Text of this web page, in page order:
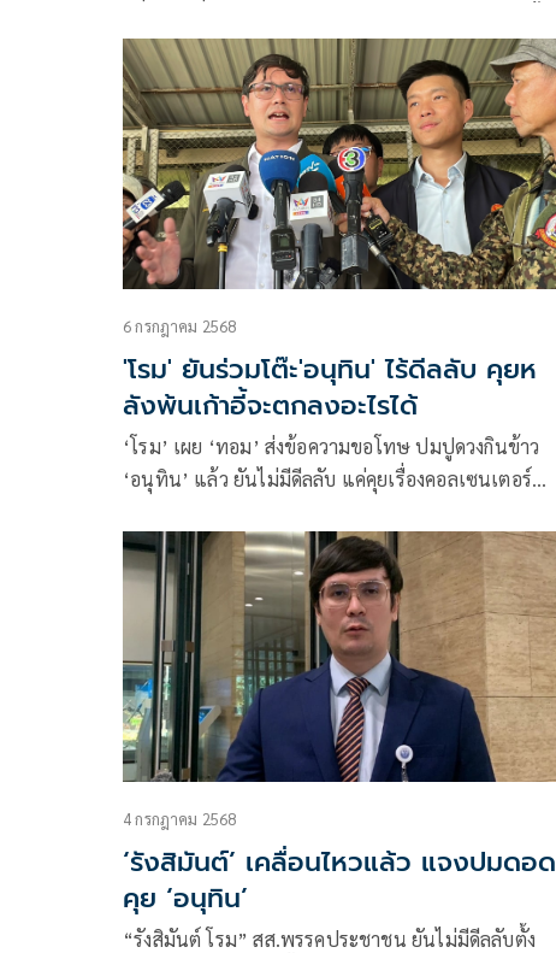
พร้อมตั้งข้อสังเกตกรณี “อนุทิน” ออกมาเคลื่อนไหวอาจ
เป็นก
6 กรกฎาคม 2568
'โรม' ยันร่วมโต๊ะ'อนุทิน' ไร้ดีลลับ คุยห
ลังพ้นเก้าอี้จะตกลงอะไรได้
‘โรม’ เผย ‘ทอม’ ส่งข้อความขอโทษ ปมปูดวงกินข้าว
‘อนุทิน’ แล้ว ยันไม่มีดีลลับ แค่คุยเรื่องคอลเซนเตอร์
4 กรกฎาคม 2568
‘รังสิมันต์’ เคลื่อนไหวแล้ว แจงปมดอด
คุย ‘อนุทิน’
“รังสิมันต์ โรม” สส.พรรคประชาชน ยันไม่มีดีลลับตั้ง